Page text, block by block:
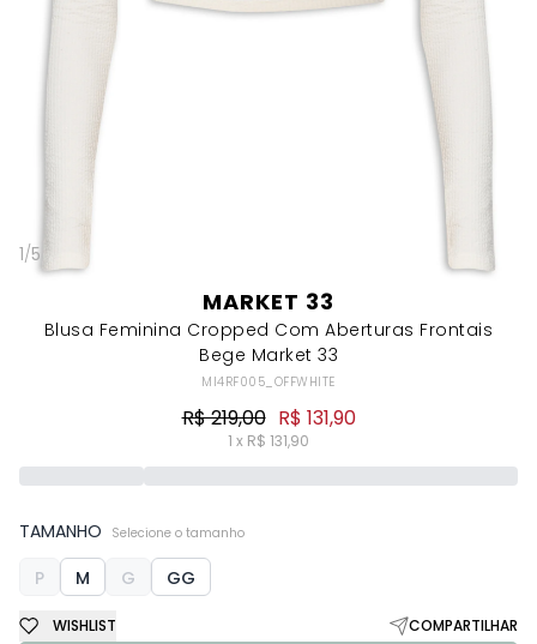
1/5
MARKET 33
Blusa Feminina Cropped Com Aberturas Frontais
Bege Market 33
MI4RF005_OFFWHITE
R$ 219,00 R$ 131,90
1 x R$ 131,90
TAMANHO Selecione o tamanho
P M G GG
WISHLIST COMPARTILHAR